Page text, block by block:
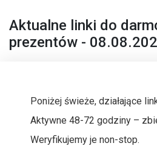
Aktualne linki do
prezentów -
Poniżej świeże, działające
Aktywne 48-72 godziny –
Weryfikujemy je non-stop.